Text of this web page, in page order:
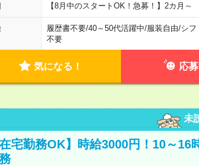
【8月中のスタートOK！急募！】2カ月
履歴書不要/40～50代活躍中/服装自由/シフ
不要
気になる！ 応
未
在宅勤務OK】時給3000円！10～